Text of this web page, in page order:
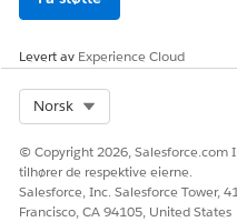
Levert av Experience Cloud
Norsk
© Copyright 2026, Salesforce.com
tilhører de respektive eierne.
Salesforce, Inc. Salesforce Tower,
Francisco, CA 94105, United States